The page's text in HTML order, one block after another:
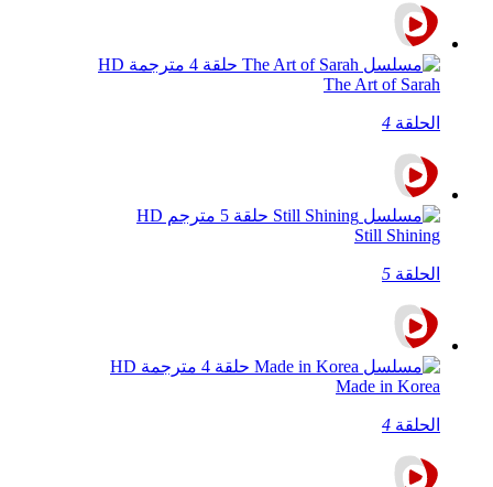
The Art of Sarah
الحلقة 4
Still Shining
الحلقة 5
Made in Korea
الحلقة 4